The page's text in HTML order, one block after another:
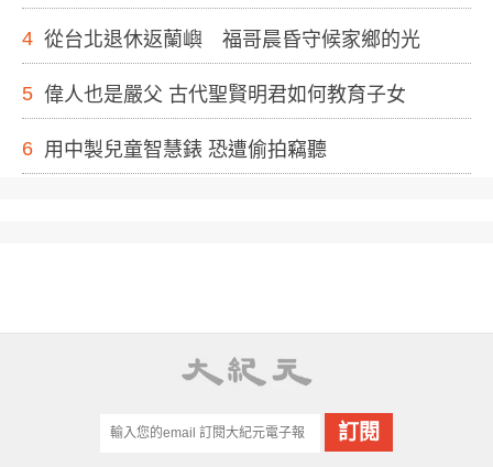
4 從台北退休返蘭嶼 福哥晨昏守候家鄉的光
5 偉人也是嚴父 古代聖賢明君如何教育子女
6 用中製兒童智慧錶 恐遭偷拍竊聽